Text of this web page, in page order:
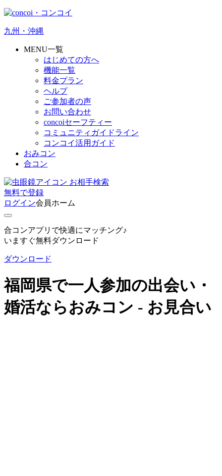
九州・沖縄
MENU一覧
はじめての方へ
機能一覧
料金プラン
ヘルプ
ご参加者の声
お問い合わせ
concoiセーフティー
コミュニティガイドライン
コンコイ活用ガイド
おみコン
合コン
お相手検索
無料で登録
ログイン会員ホーム
合コンアプリで快適にマッチング♪
いますぐ無料ダウンロード
ダウンロード
福岡県で一人参加の出会い・
婚活ならおみコン - お見合い